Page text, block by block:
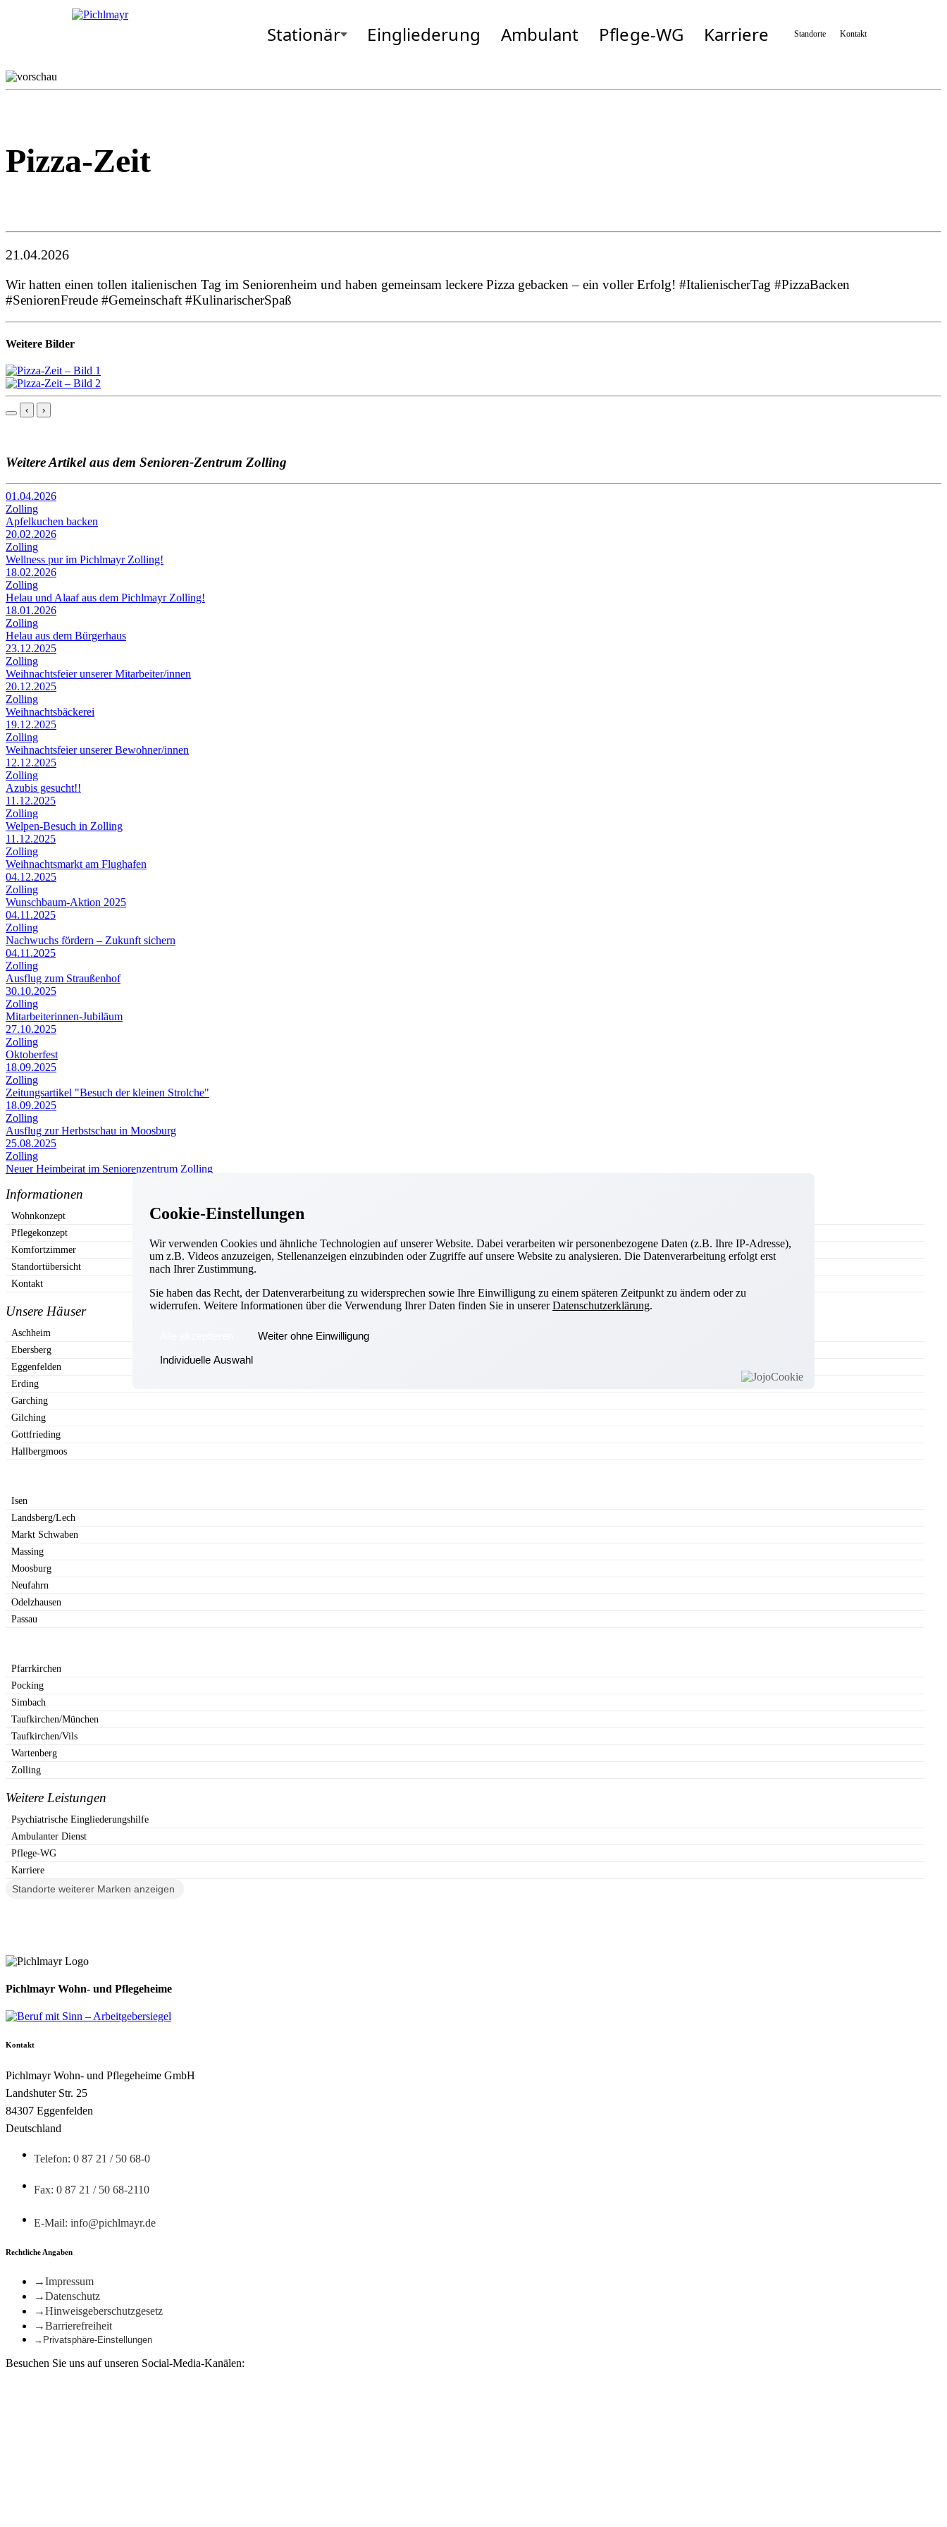
Allgemeines
Komfort-Zimmer
Gottfrieding
Stationär Eingliederung Ambulant Pflege-WG Karriere Standorte Kontakt
· Senioren-Zentrum Zolling
Pizza-Zeit
21.04.2026
Wir hatten einen tollen italienischen Tag im Seniorenheim und haben gemeinsam leckere Pizza gebacken – ein voller Erfolg! #ItalienischerTag #PizzaBacken
#SeniorenFreude #Gemeinschaft #KulinarischerSpaß
Weitere Bilder
‹ ›
Weitere Artikel aus dem Senioren-Zentrum Zolling
01.04.2026
Zolling
Apfelkuchen backen
20.02.2026
Zolling
Wellness pur im Pichlmayr Zolling!
18.02.2026
Zolling
Helau und Alaaf aus dem Pichlmayr Zolling!
18.01.2026
Zolling
Helau aus dem Bürgerhaus
23.12.2025
Zolling
Weihnachtsfeier unserer Mitarbeiter/innen
20.12.2025
Zolling
Weihnachtsbäckerei
19.12.2025
Zolling
Weihnachtsfeier unserer Bewohner/innen
12.12.2025
Zolling
Azubis gesucht!!
11.12.2025
Zolling
Welpen-Besuch in Zolling
11.12.2025
Zolling
Weihnachtsmarkt am Flughafen
04.12.2025
Zolling
Wunschbaum-Aktion 2025
04.11.2025
Zolling
Nachwuchs fördern – Zukunft sichern
04.11.2025
Zolling
Ausflug zum Straußenhof
30.10.2025
Zolling
Mitarbeiterinnen-Jubiläum
27.10.2025
Zolling
Oktoberfest
18.09.2025
Zolling
Zeitungsartikel "Besuch der kleinen Strolche"
18.09.2025
Zolling
Ausflug zur Herbstschau in Moosburg
25.08.2025
Zolling
Neuer Heimbeirat im Seniorenzentrum Zolling
Cookie-Einstellungen
Wir verwenden Cookies und ähnliche Technologien auf unserer Website. Dabei verarbeiten wir personenbezogene Daten (z.B. Ihre IP-Adresse),
um z.B. Videos anzuzeigen, Stellenanzeigen einzubinden oder Zugriffe auf unsere Website zu analysieren. Die Datenverarbeitung erfolgt erst
nach Ihrer Zustimmung.
Sie haben das Recht, der Datenverarbeitung zu widersprechen sowie Ihre Einwilligung zu einem späteren Zeitpunkt zu ändern oder zu
widerrufen. Weitere Informationen über die Verwendung Ihrer Daten finden Sie in unsererDatenschutzerklärung.
Weiter ohne Einwilligung
Individuelle Auswahl
Informationen
Wohnkonzept
Pflegekonzept
Komfortzimmer
Standortübersicht
Kontakt
Unsere Häuser
Aschheim
Ebersberg
Eggenfelden
Erding
Garching
Gilching
Gottfrieding
Hallbergmoos
Isen
Landsberg/Lech
Markt Schwaben
Massing
Moosburg
Neufahrn
Odelzhausen
Passau
Pfarrkirchen
Pocking
Simbach
Taufkirchen/München
Taufkirchen/Vils
Wartenberg
Zolling
Weitere Leistungen
Psychiatrische Eingliederungshilfe
Ambulanter Dienst
Pflege-WG
Karriere
Standorte weiterer Marken anzeigen
Pichlmayr Wohn- und Pflegeheime
Kontakt
Pichlmayr Wohn- und Pflegeheime GmbH
Landshuter Str. 25
84307 Eggenfelden
Deutschland
Telefon: 0 87 21 / 50 68-0
Fax: 0 87 21 / 50 68-2110
E-Mail: info@pichlmayr.de
Rechtliche Angaben
Impressum
Datenschutz
Hinweisgeberschutzgesetz
Barrierefreiheit
Privatsphäre-Einstellungen
Besuchen Sie uns auf unseren Social-Media-Kanälen: